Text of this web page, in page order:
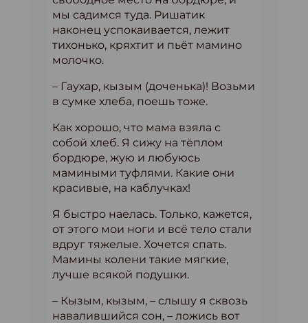
мы садимся туда. Ришатик
наконец успокаивается, лежит
тихонько, кряхтит и пьёт мамино
молочко.
– Гаухар, кызым (доченька)! Возьми
в сумке хлеба, поешь тоже.
Как хорошо, что мама взяла с
собой хлеб. Я сижу на тёплом
бордюре, жую и любуюсь
мамиными туфлями. Какие они
красивые, на каблучках!
Я быстро наелась. Только, кажется,
от этого мои ноги и всё тело стали
вдруг тяжелые. Хочется спать.
Мамины колени такие мягкие,
лучше всякой подушки.
– Кызым, кызым, – слышу я сквозь
навалившийся сон, – ложись вот